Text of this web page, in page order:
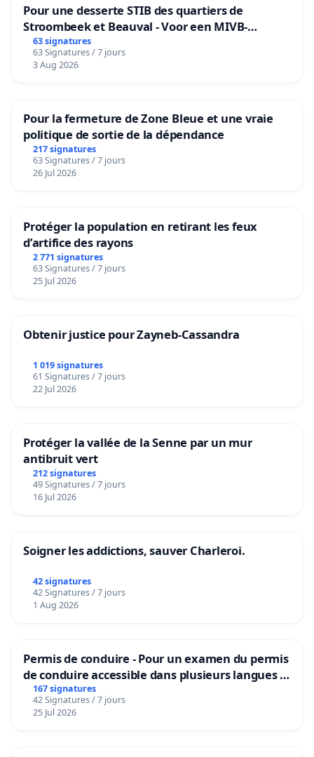
Pour une desserte STIB des quartiers de
Stroombeek et Beauval - Voor een MIVB-
bediening van de wijken Strombeek en Het
Voor
63 signatures
63 Signatures / 7 jours
3 Aug 2026
Pour la fermeture de Zone Bleue et une vraie
politique de sortie de la dépendance
217 signatures
63 Signatures / 7 jours
26 Jul 2026
Protéger la population en retirant les feux
d’artifice des rayons
2 771 signatures
63 Signatures / 7 jours
25 Jul 2026
Obtenir justice pour Zayneb-Cassandra
1 019 signatures
61 Signatures / 7 jours
22 Jul 2026
Protéger la vallée de la Senne par un mur
antibruit vert
212 signatures
49 Signatures / 7 jours
16 Jul 2026
Soigner les addictions, sauver Charleroi.
42 signatures
42 Signatures / 7 jours
1 Aug 2026
Permis de conduire - Pour un examen du permis
de conduire accessible dans plusieurs langues à
Bruxelles
167 signatures
42 Signatures / 7 jours
25 Jul 2026